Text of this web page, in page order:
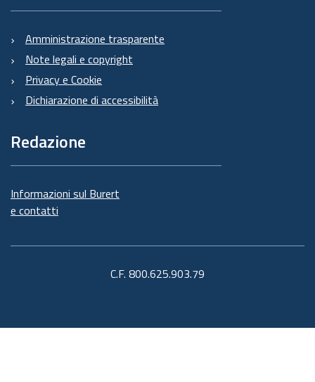
Amministrazione trasparente
Note legali e copyright
Privacy e Cookie
Dichiarazione di accessibilità
Redazione
Informazioni sul Burert
e contatti
C.F. 800.625.903.79